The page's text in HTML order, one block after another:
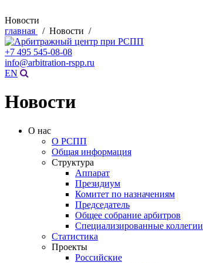
Новости
главная
/ Новости /
+7 495 545-08-08
info@arbitration-rspp.ru
EN
Новости
О нас
О РСПП
Общая информация
Структура
Аппарат
Президиум
Комитет по назначениям
Председатель
Общее собрание арбитров
Специализированные коллегии
Статистика
Проекты
Российские